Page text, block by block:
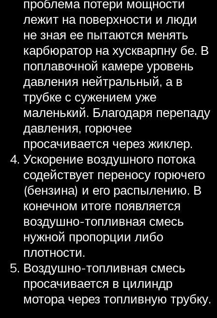
проблема потери мощности
лежит на поверхности и люди
не зная ее пытаются менять
карбюратор на хускварпну бе. В
поплавочной камере уровень
давления нейтральный, а в
трубке с сужением уже
маленький. Благодаря перепаду
давления, горючее
просачивается через жиклер.
Ускорение воздушного потока
содействует переносу горючего
(бензина) и его распылению. В
конечном итоге появляется
воздушно-топливная смесь
нужной пропорции либо
плотности.
Воздушно-топливная смесь
просачивается в цилиндр
мотора через топливную трубку.